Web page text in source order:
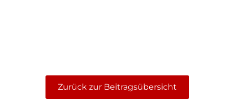
Zurück zur Beitragsübersicht